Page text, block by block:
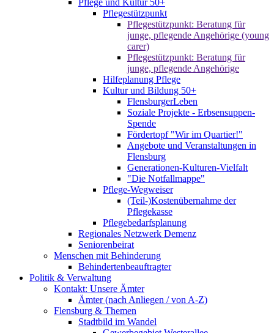
Pflege und Kultur 50+
Pflegestützpunkt
Pflegestützpunkt: Beratung für
junge, pflegende Angehörige (young
carer)
Pflegestützpunkt: Beratung für
junge, pflegende Angehörige
Hilfeplanung Pflege
Kultur und Bildung 50+
FlensburgerLeben
Soziale Projekte - Erbsensuppen-
Spende
Fördertopf "Wir im Quartier!"
Angebote und Veranstaltungen in
Flensburg
Generationen-Kulturen-Vielfalt
"Die Notfallmappe"
Pflege-Wegweiser
(Teil-)Kostenübernahme der
Pflegekasse
Pflegebedarfsplanung
Regionales Netzwerk Demenz
Seniorenbeirat
Menschen mit Behinderung
Behindertenbeauftragter
Politik & Verwaltung
Kontakt: Unsere Ämter
Ämter (nach Anliegen / von A-Z)
Flensburg & Themen
Stadtbild im Wandel